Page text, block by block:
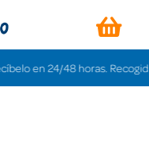
en 24/48 horas. Recogida